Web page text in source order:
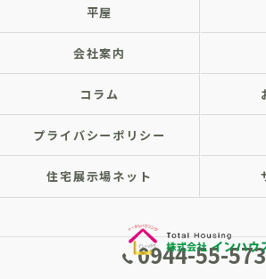
0944-55-
平屋
会社案内
コラム
プライバシーポリシー
住宅展示場ネット